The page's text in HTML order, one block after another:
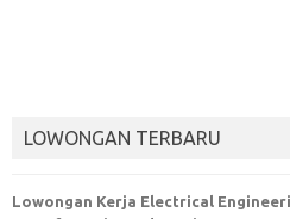
LOWONGAN TERBARU
Lowongan Kerja Electrical